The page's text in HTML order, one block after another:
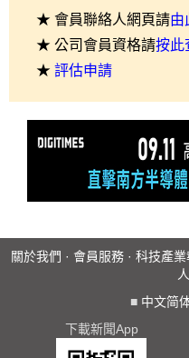
★ 會員聯絡人網頁請由
★ 公司會員資格請按此
★ 評估申請
關於我們 · 會員服務 · 科技產業
■ 中文简
下載新聞App